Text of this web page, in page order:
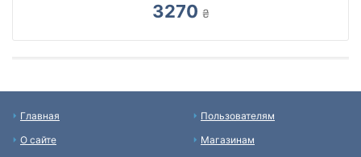
3270 ₴
Главная
О сайте
Пользователям
Магазинам